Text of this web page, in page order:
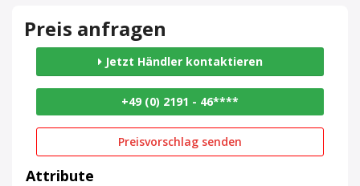
Preis anfragen
Jetzt Händler kontaktieren
+49 (0) 2191 - 46****
Preisvorschlag senden
Attribute